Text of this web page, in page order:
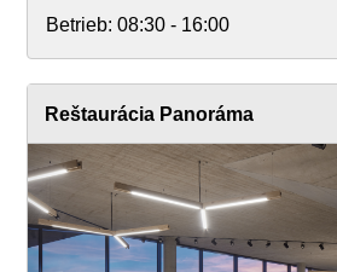
Betrieb: 08:30 - 16:00
Reštaurácia Panoráma